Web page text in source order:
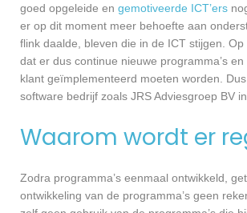
goed opgeleide en gemotiveerde ICT’ers
er op dit moment meer behoefte aan
flink daalde, bleven die in de ICT stijgen.
dat er dus continue nieuwe programma’s
klant geïmplementeerd moeten worden.
software bedrijf zoals JRS Adviesgroep BV
Waarom wordt er
Zodra programma’s eenmaal ontwikkeld,
ontwikkeling van de programma’s geen